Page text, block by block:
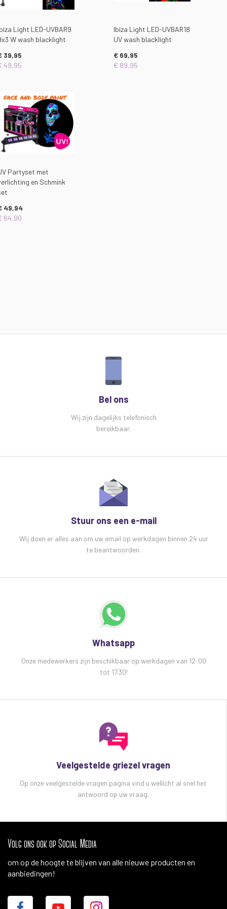
Light LED-UVBAR9
W wash blacklight
39,95
49,95
Ibiza Light LED-UVBAR18
UV wash blacklight
€ 69,95
€ 89,95
Partyset met
en Schmink
49,94
64,90
Bel ons
Wij zijn dagelijks telefonisch
bereikbaar.
Stuur ons een e-mail
Wij doen er alles aan om uw email op werkdagen binnen 24 uur
te beantwoorden.
Whatsapp
Onze medewerkers zijn beschikbaar op werkdagen van 12:00
tot 17.30!
Veelgestelde griezel vragen
Op onze veelgestelde vragen pagina vind u wellicht al snel het
antwoord op uw vraag.
Volg ons ook op Social Media
om op de hoogte te blijven van alle nieuwe producten en
aanbiedingen!